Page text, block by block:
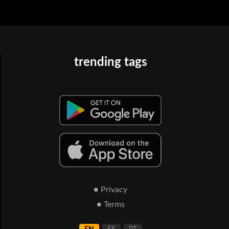
trending tags
● Privacy
● Terms